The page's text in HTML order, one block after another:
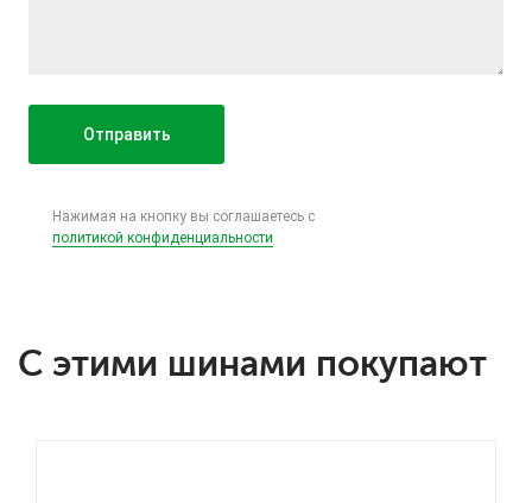
Нажимая на кнопку вы соглашаетесь с
политикой конфиденциальности
С этими шинами покупают